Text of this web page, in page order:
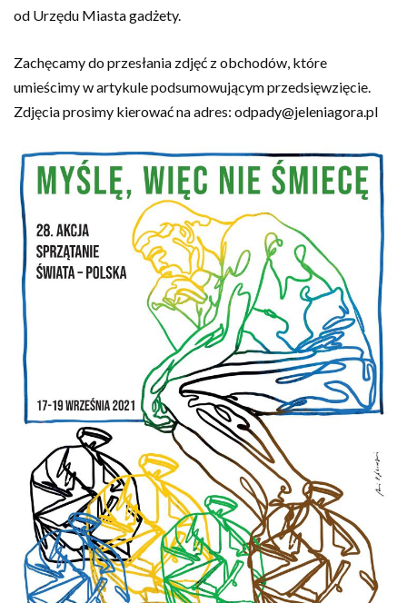
od Urzędu Miasta gadżety.
Zachęcamy do przesłania zdjęć z obchodów, które
umieścimy w artykule podsumowującym przedsięwzięcie.
Zdjęcia prosimy kierować na adres: odpady@jeleniagora.pl